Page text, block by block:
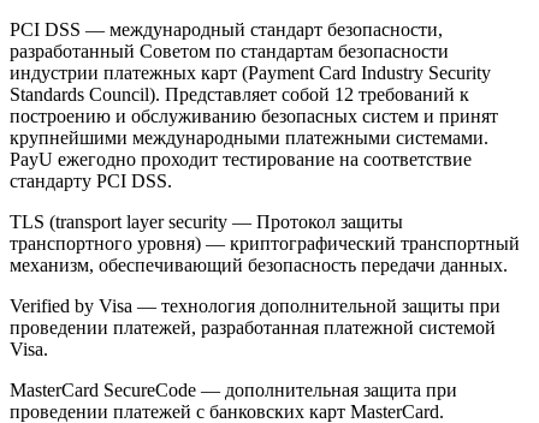
PCI DSS — международный стандарт безопасности,
разработанный Советом по стандартам безопасности
индустрии платежных карт (Payment Card Industry Security
Standards Council). Представляет собой 12 требований к
построению и обслуживанию безопасных систем и принят
крупнейшими международными платежными системами.
PayU ежегодно проходит тестирование на соответствие
стандарту PCI DSS.
TLS (transport layer security — Протокол защиты
транспортного уровня) — криптографический транспортный
механизм, обеспечивающий безопасность передачи данных.
Verified by Visa — технология дополнительной защиты при
проведении платежей, разработанная платежной системой
Visa.
MasterCard SecureCode — дополнительная защита при
проведении платежей с банковских карт MasterCard.